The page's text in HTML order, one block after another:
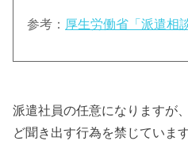
参考： 厚生労働省「派遣相
派遣社員の任意になりますが
ど聞き出す行為を禁じていま